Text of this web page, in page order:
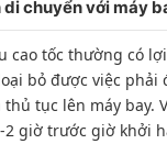
di chuyển với máy
cao tốc thường có
bỏ được việc phải
tục lên máy bay.
2 giờ trước giờ khởi